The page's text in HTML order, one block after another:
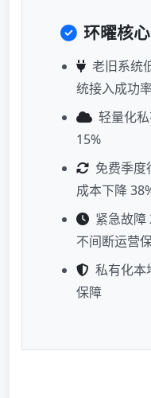
环曜核
老旧系统
统接入成功
轻量化
15%
免费季度
成本下降
紧急故障
不间断运营
私有化本
保障